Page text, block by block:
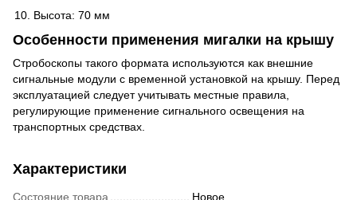
Высота: 70 мм
Особенности применения мигалки на крышу
Стробоскопы такого формата используются как внешние
сигнальные модули с временной установкой на крышу. Перед
эксплуатацией следует учитывать местные правила,
регулирующие применение сигнального освещения на
транспортных средствах.
Характеристики
Состояние товара Новое